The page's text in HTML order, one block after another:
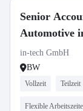
Senior
Automotive
in-tech GmbH
BW
Vollzeit Teilzeit
Flexible